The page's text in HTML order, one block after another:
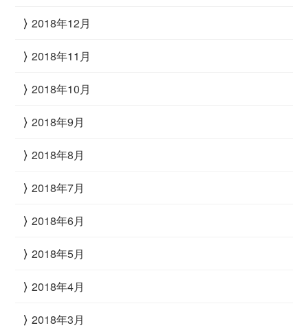
2018年12月
2018年11月
2018年10月
2018年9月
2018年8月
2018年7月
2018年6月
2018年5月
2018年4月
2018年3月